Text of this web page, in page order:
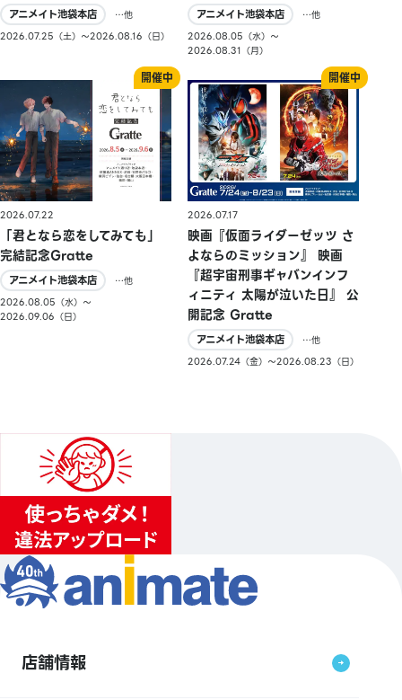
アニメイト池袋本店
…他
2026.07.25（土）〜2026.08.16（日）
アニメイト池袋本店
…他
2026.08.05（水）〜
2026.08.31（月）
2026.07.22
「君となら恋をしてみても」
完結記念Gratte
アニメイト池袋本店
…他
2026.08.05（水）〜
2026.09.06（日）
2026.07.17
映画『仮面ライダーゼッツ さ
よならのミッション』 映画
『超宇宙刑事ギャバンインフ
ィニティ 太陽が泣いた日』 公
開記念 Gratte
アニメイト池袋本店
…他
2026.07.24（金）〜2026.08.23（日）
店舗情報